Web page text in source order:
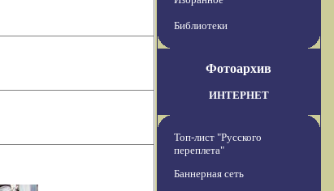
Библиотеки
Фотоархив
ИНТЕРНЕТ
Топ-лист "Русского
переплета"
Баннерная сеть